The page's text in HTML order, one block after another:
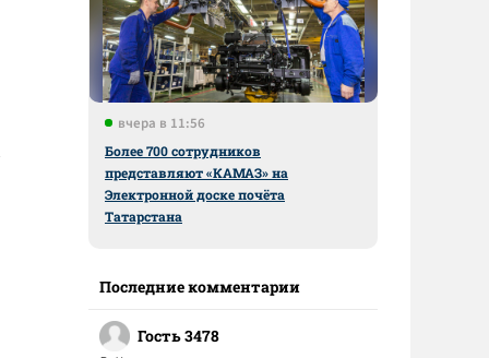
вчера в 11:56
Более 700 сотрудников
представляют «КАМАЗ» на
Электронной доске почёта
Татарстана
Последние комментарии
Гость 3478